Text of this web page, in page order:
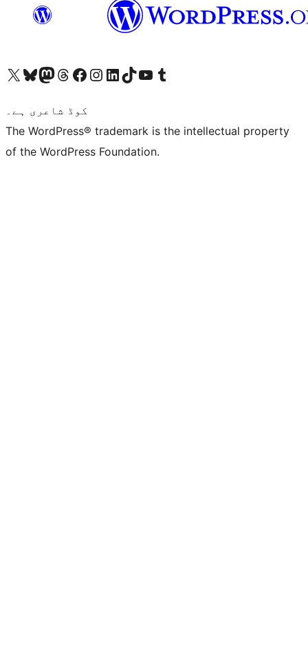
Visit our X (formerly Twitter) account
ہمارے بلیواسکائی اکاؤنٹ پر جائیں
Visit our Mastodon account
ہمارے ٹھریڈز اکاؤنٹ پر جائیں
Visit our Facebook page
Visit our Instagram account
Visit our LinkedIn account
ہمارے ٹک ٹاک اکاؤنٹ پر جائیں
Visit our YouTube channel
ہمارے ٹمبلر اکاؤنٹ پر جائیں
کوڈ شاعری ہے۔
The WordPress® trademark is the intellectual property
of the WordPress Foundation.